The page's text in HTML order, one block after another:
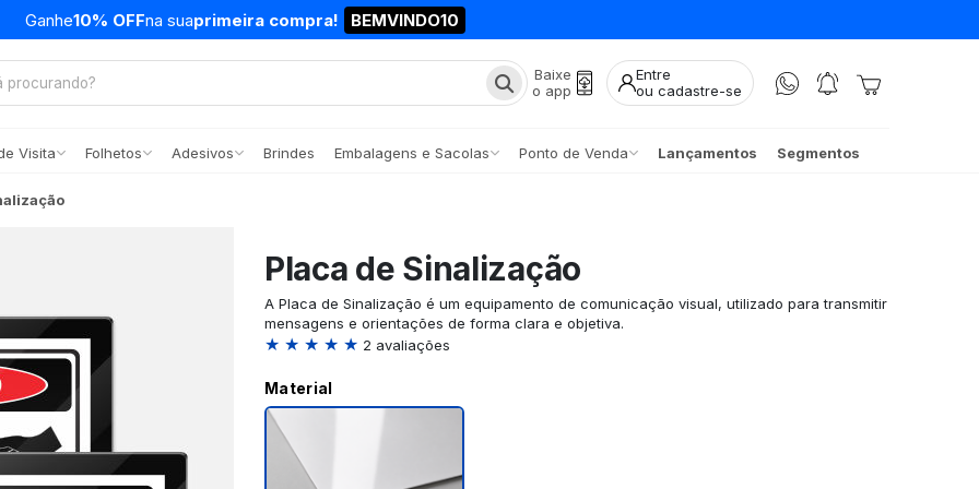
Ganhe10% OFFna suaprimeira compra! BEMVINDO10
Baixe
o app
Entre
ou cadastre-se
Visita Folhetos Adesivos Brindes Embalagens e Sacolas Ponto de Venda Lançamentos Segmentos
Placa de Sinalização
A Placa de Sinalização é um equipamento de comunicação visual, utilizado para transmitir
mensagens e orientações de forma clara e objetiva.
★ ★ ★ ★ ★ 2 avaliações
Material